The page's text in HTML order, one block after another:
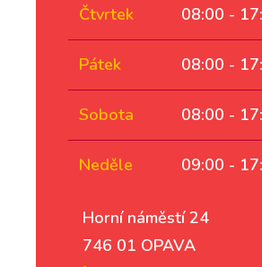
Čtvrtek 08:00 -
Pátek 08:00 -
Sobota 08:00 -
Neděle 09:00 -
Horní náměstí 24
746 01 OPAVA